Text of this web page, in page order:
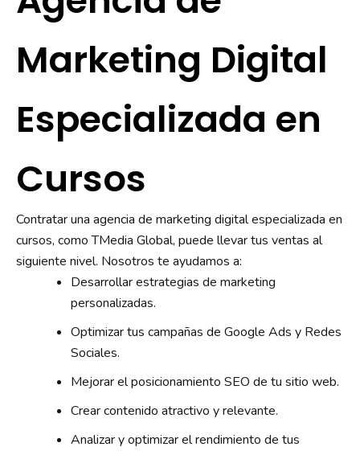
Marketing Digital
Especializada en
Cursos
Contratar una agencia de marketing digital especializada en
cursos, como TMedia Global, puede llevar tus ventas al
siguiente nivel. Nosotros te ayudamos a:
Desarrollar estrategias de marketing
personalizadas.
Optimizar tus campañas de Google Ads y Redes
Sociales.
Mejorar el posicionamiento SEO de tu sitio web.
Crear contenido atractivo y relevante.
Analizar y optimizar el rendimiento de tus